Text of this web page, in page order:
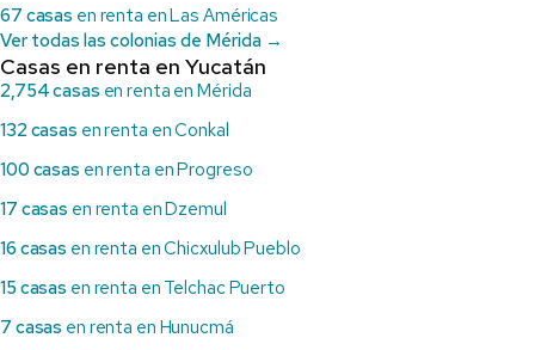
67 casas en renta en Las Américas
Ver todas las colonias de Mérida →
Casas en renta en Yucatán
2,754 casas en renta en Mérida
132 casas en renta en Conkal
100 casas en renta en Progreso
17 casas en renta en Dzemul
16 casas en renta en Chicxulub Pueblo
15 casas en renta en Telchac Puerto
7 casas en renta en Hunucmá